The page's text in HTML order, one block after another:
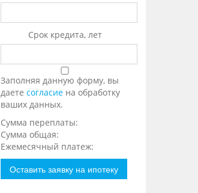
Срок кредита, лет
Заполняя данную форму, вы
даете согласие на обработку
ваших данных.
Сумма переплаты:
Сумма общая:
Ежемесячный платеж:
Оставить заявку на ипотеку